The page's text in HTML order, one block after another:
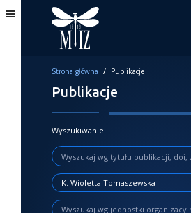
Strona główna / Publikacje
Publikacje
Wyszukiwanie